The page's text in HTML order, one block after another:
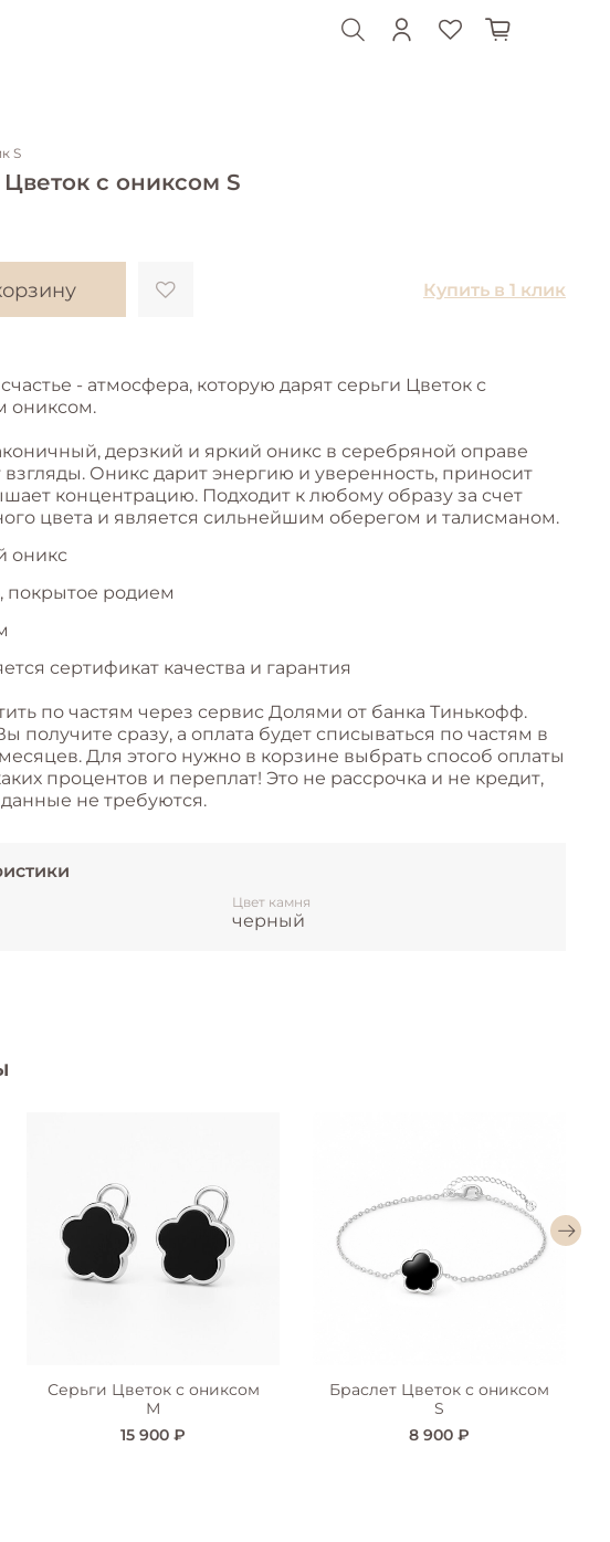
S
с ониксом S
Купить в 1 клик
- атмосфера, которую дарят серьги Цветок с
ониксом.
дерзкий и яркий оникс в серебряной оправе
взгляды. Оникс дарит энергию и уверенность, приносит
концентрацию. Подходит к любому образу за счет
цвета и является сильнейшим оберегом и талисманом.
оникс
покрытое родием
сертификат качества и гарантия
по частям через сервис Долями от банка Тинькофф.
получите сразу, а оплата будет списываться по частям в
Для этого нужно в корзине выбрать способ оплаты
процентов и переплат! Это не рассрочка и не кредит,
не требуются.
Цвет камня
черный
Серьги Цветок с ониксом
М
15 900 ₽
Браслет Цветок с ониксом
S
8 900 ₽